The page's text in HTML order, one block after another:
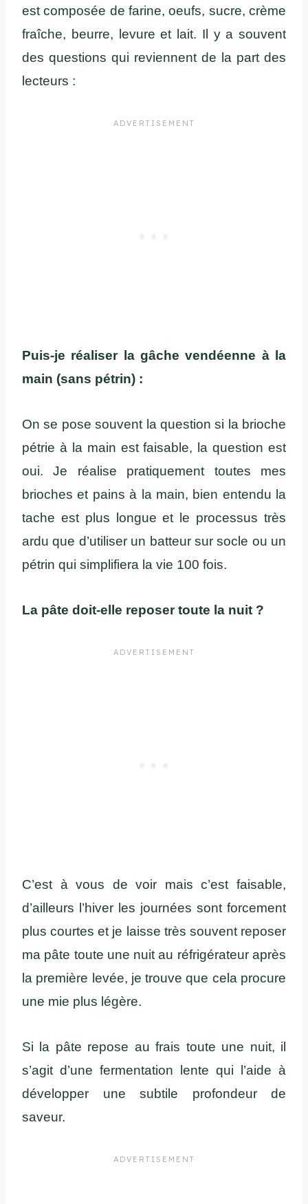
est composée de farine, oeufs, sucre, crème
fraîche, beurre, levure et lait. Il y a souvent
des questions qui reviennent de la part des
lecteurs :
Puis-je réaliser la gâche vendéenne à la
main (sans pétrin) :
On se pose souvent la question si la brioche
pétrie à la main est faisable, la question est
oui. Je réalise pratiquement toutes mes
brioches et pains à la main, bien entendu la
tache est plus longue et le processus très
ardu que d’utiliser un batteur sur socle ou un
pétrin qui simplifiera la vie 100 fois.
La pâte doit-elle reposer toute la nuit ?
C’est à vous de voir mais c’est faisable,
d’ailleurs l’hiver les journées sont forcement
plus courtes et je laisse très souvent reposer
ma pâte toute une nuit au réfrigérateur après
la première levée, je trouve que cela procure
une mie plus légère.
Si la pâte repose au frais toute une nuit, il
s’agit d’une fermentation lente qui l’aide à
développer une subtile profondeur de
saveur.